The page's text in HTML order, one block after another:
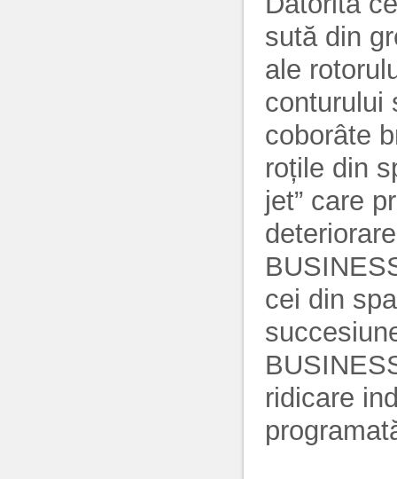
sută din
ale
conturului
coborâte
roțile din
jet” care
cei din
ridicare